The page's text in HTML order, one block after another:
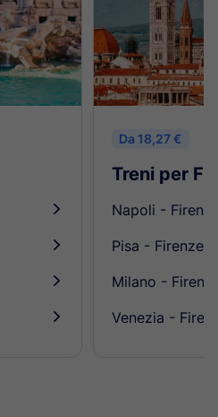
󰄽
󰄽
󰄽
󰄽
Da 18,27 €
Treni per
Napoli -
Pisa - Firenze
Milano -
Venezia -